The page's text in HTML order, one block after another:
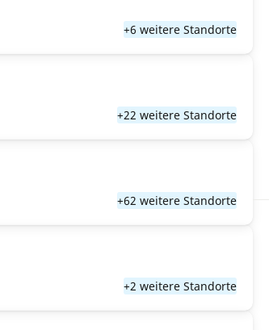
+6 weitere Standorte
+22 weitere Standorte
+62 weitere Standorte
+2 weitere Standorte